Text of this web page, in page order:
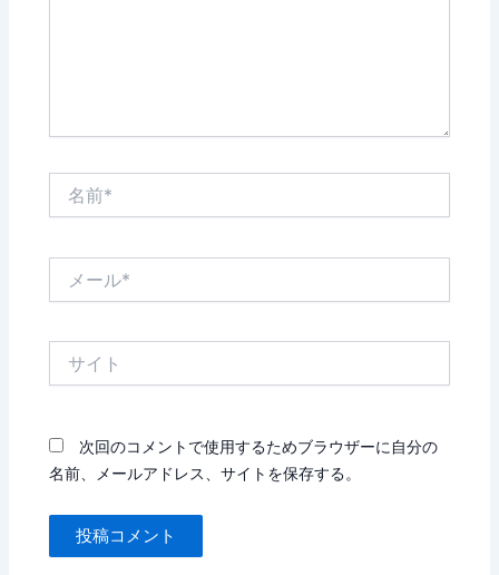
次回のコメントで使用するためブラウザーに自分の
名前、メールアドレス、サイトを保存する。